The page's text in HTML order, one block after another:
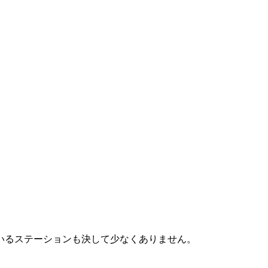
ステーションも決して少なくありません。